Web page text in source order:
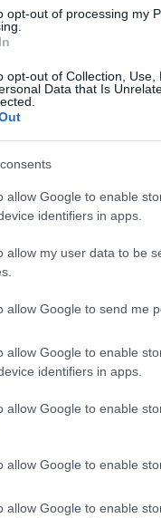
opt-out of processing my
opt-out of Collection,
Data that Is
allow Google to enable
identifiers in apps.
allow my user data to be
allow Google to send me
allow Google to enable
identifiers in apps.
allow Google to enable
allow Google to enable
allow Google to enable
a José
recentemente
le parti. Per
Walid Cheddira,
Akhomach,
Kumbulla e
propria porta un
il peggio.
almeno fino
Lozano,
e l’elettricità di